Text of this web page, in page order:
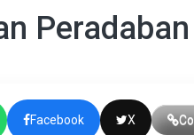
Facebook X